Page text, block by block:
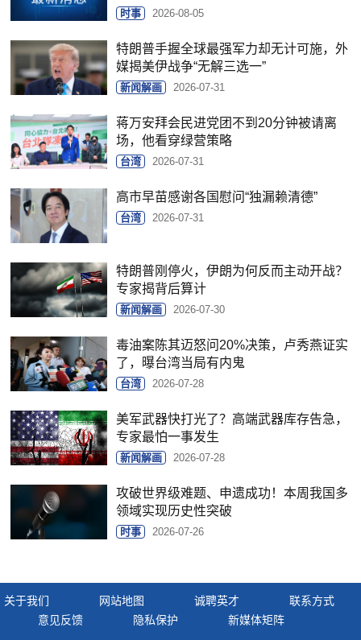
时事 2026-08-05
特朗普手握全球最强军力却无计可施，外
媒揭美伊战争“无解三选一”
新闻解画 2026-07-31
蒋万安拜会民进党团不到20分钟被请离
场，他看穿绿营策略
台湾 2026-07-31
高市早苗感谢各国慰问“独漏赖清德”
台湾 2026-07-31
特朗普刚停火，伊朗为何反而主动开战？
专家揭背后算计
新闻解画 2026-07-30
毒油案陈其迈怒问20%决策，卢秀燕证实
了，曝台湾当局有内鬼
台湾 2026-07-28
美军武器快打光了？高端武器库存告急，
专家最怕一事发生
新闻解画 2026-07-28
攻破世界级难题、申遗成功！本周我国多
领域实现历史性突破
时事 2026-07-26
关于我们 网站地图 诚聘英才
联系方式
意见反馈
隐私保护 新媒体矩阵